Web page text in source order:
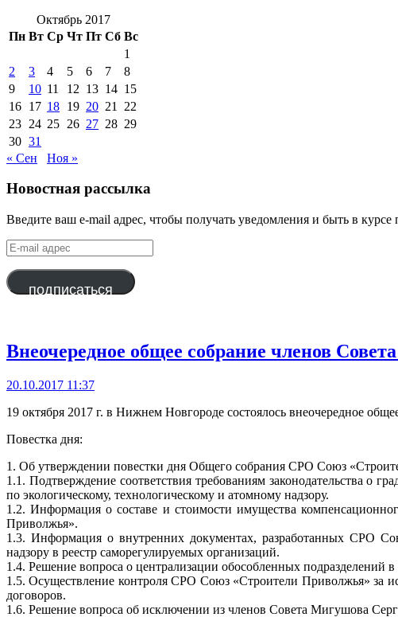
Октябрь 2017
Пн Вт Ср Чт Пт Сб Вс
1
2
3 4 5 6 7
8
9
10 11 12 13 14 15
16 17 18 19 20 21
22
23 24 25 26 27 28 29
30 31
« Сен
Ноя »
Новостная рассылка
Введите ваш e-mail адрес, чтобы получать уведомления и быть в курсе
E-
mail
адрес
подписаться
Внеочередное общее собрание членов
20.10.2017 11:37
19 октября 2017 г. в Нижнем Новгороде состоялось внеочередное
Повестка дня:
1. Об утверждении повестки дня Общего собрания СРО Союз
1.1. Подтверждение соответствия требованиям законодательства о
по экологическому, технологическому и атомному надзору.
1.2. Информация о составе и стоимости имущества
Приволжья».
1.3. Информация о внутренних документах, разработанных СРО
надзору в реестр саморегулируемых организаций.
1.4. Решение вопроса о централизации обособленных
1.5. Осуществление контроля СРО Союз «Строители Приволжья» за
договоров.
1.6. Решение вопроса об исключении из членов Совета Мигушова